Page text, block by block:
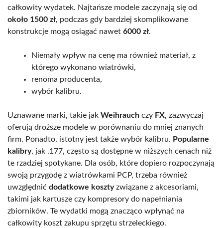
całkowity wydatek. Najtańsze modele zaczynają się od
około 1500 zł, podczas gdy bardziej skomplikowane
konstrukcje mogą osiągać nawet 6000 zł.
Niemały wpływ na cenę ma również materiał, z
którego wykonano wiatrówki,
renoma producenta,
wybór kalibru.
Uznawane marki, takie jak Weihrauch czy FX, zazwyczaj
oferują droższe modele w porównaniu do mniej znanych
firm. Ponadto, istotny jest także wybór kalibru. Popularne
kalibry, jak .177, często są dostępne w niższych cenach niż
te rzadziej spotykane. Dla osób, które dopiero rozpoczynają
swoją przygodę z wiatrówkami PCP, trzeba również
uwzględnić dodatkowe kosztyzwiązane z akcesoriami,
takimi jak kartusze czy kompresory do napełniania
zbiorników. Te wydatki mogą znacząco wpłynąć na
całkowity koszt zakupu sprzętu strzeleckiego.